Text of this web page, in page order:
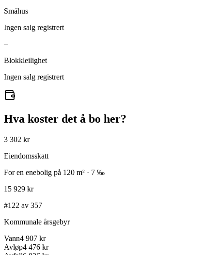
Småhus
Ingen salg registrert
–
Blokkleilighet
Ingen salg registrert
Hva koster det å bo her?
3 302 kr
Eiendomsskatt
For en enebolig på 120 m² · 7 ‰
15 929 kr
#122 av 357
Kommunale årsgebyr
Vann4 907 kr
Avløp4 476 kr